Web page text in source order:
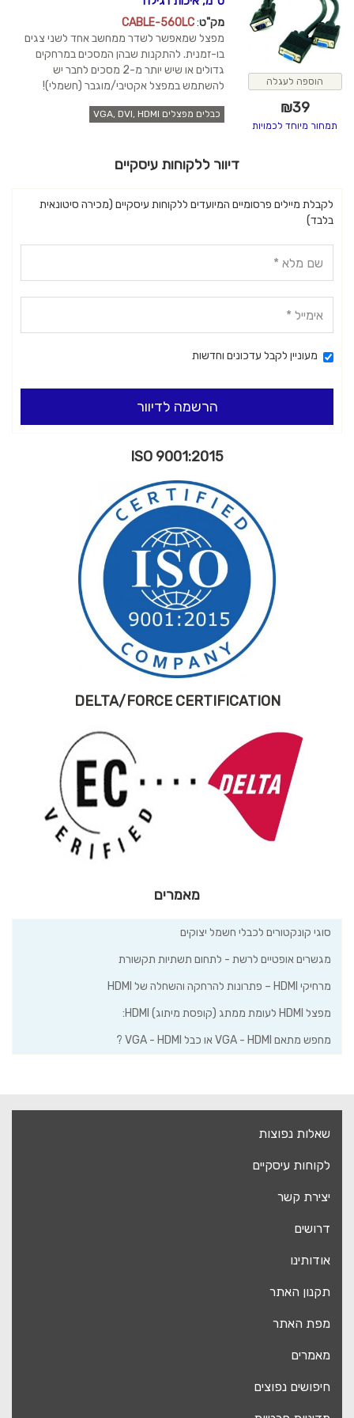
מק"ט:
CABLE-560LC
מפצל שמאפשר לשדר ממחשב אחד לשני צגים
בו-זמנית. להתקנות שבהן המסכים במרחקים
גדולים או שיש יותר מ-2 מסכים לחבר יש
להשתמש במפצל אקטיבי/מוגבר (חשמלי)!
כבלים מפצלים VGA, DVI, HDMI
ללקוחות עיסקיים
המיועדים ללקוחות עיסקיים (מכירה סיטונאית
וחדשות
DELTA/FORCE
חשמל יצוקים
- לתחום תשתיות תקשורת